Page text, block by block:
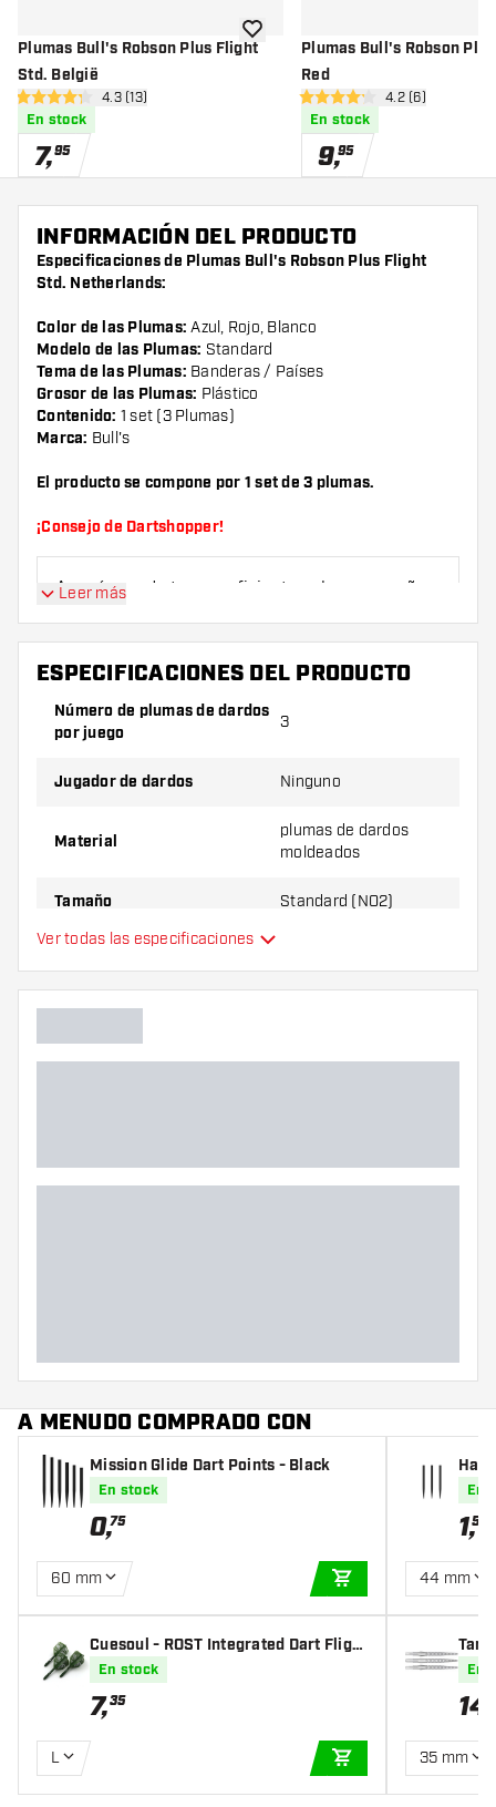
Plumas Bull's Robson Plus Flight
Std. België
abrir panel de reseñas
4.3 estrellas de puntuación
4.3 (13)
En stock
7,95
añadir a la lista de deseos
Plumas Bull's Robson
Red
abrir panel de
4.2 estrellas de puntuación
4.2 (6)
En stock
9,95
INFORMACIÓN DEL PRODUCTO
Especificaciones de Plumas Bull's Robson Plus Flight
Std. Netherlands:
Color de las Plumas: Azul, Rojo, Blanco
Modelo de las Plumas: Standard
Tema de las Plumas: Banderas / Países
Grosor de las Plumas: Plástico
Contenido: 1 set (3 Plumas)
Marca: Bull's
El producto se compone por 1 set de 3 plumas.
¡Consejo de Dartshopper!
Asegúrese de tener suficientes plumas y cañas
Pruebe una forma, un material o un grosor
diferente de plumas para descubrir qué
variante le conviene más.
Leer más
ESPECIFICACIONES DEL PRODUCTO
Número de plumas de dardos
por juego
3
Jugador de dardos Ninguno
Material
plumas de dardos
moldeados
Tamaño Standard (NO2)
moldeados
Ver todas las especificaciones
A MENUDO COMPRADO CON
Mission Glide Dart Points - Black
En stock
0,75
60 mm
AÑADIR A LA
Cuesoul - ROST Integrated Dart Flight
s - Skeleton Green Shape
En stock
7,35
L
AÑADIR A LA
En
1,50
44 mm
ilver
En
14
35 mm